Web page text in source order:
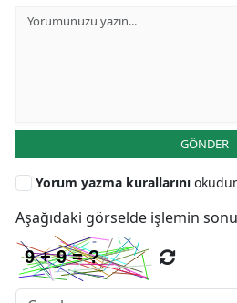
GÖNDER
Yorum yazma kurallarını
Aşağıdaki görselde işlemin